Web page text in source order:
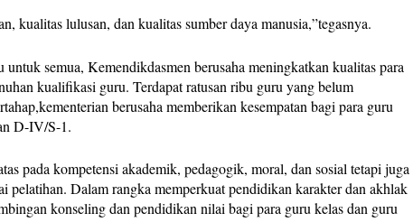
kualitas lulusan, dan kualitas sumber daya manusia,”tegasnya.
semua, Kemendikdasmen berusaha meningkatkan kualitas para
kualifikasi guru. Terdapat ratusan ribu guru yang belum
berusaha memberikan kesempatan bagi para guru
D-IV/S-1.
pada kompetensi akademik, pedagogik, moral, dan sosial tetapi juga
pelatihan. Dalam rangka memperkuat pendidikan karakter dan akhlak
konseling dan pendidikan nilai bagi para guru kelas dan guru